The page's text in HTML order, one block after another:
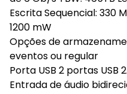
Escrita Sequencial: 330
1200 mW
Opções de
eventos ou regular
Porta USB 2 portas USB
Entrada de áudio